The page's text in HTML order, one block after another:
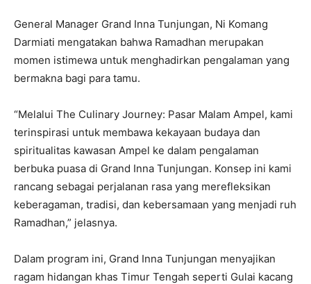
General Manager Grand Inna Tunjungan, Ni Komang
Darmiati mengatakan bahwa Ramadhan merupakan
momen istimewa untuk menghadirkan pengalaman yang
bermakna bagi para tamu.
“Melalui The Culinary Journey: Pasar Malam Ampel, kami
terinspirasi untuk membawa kekayaan budaya dan
spiritualitas kawasan Ampel ke dalam pengalaman
berbuka puasa di Grand Inna Tunjungan. Konsep ini kami
rancang sebagai perjalanan rasa yang merefleksikan
keberagaman, tradisi, dan kebersamaan yang menjadi ruh
Ramadhan,” jelasnya.
Dalam program ini, Grand Inna Tunjungan menyajikan
ragam hidangan khas Timur Tengah seperti Gulai kacang